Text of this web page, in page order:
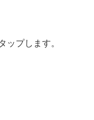
ップします。